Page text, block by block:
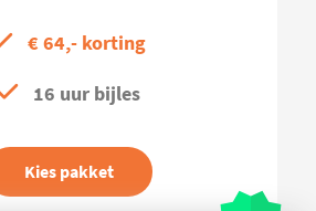
€ 64,- korting
16 uur bijles
Kies pakket